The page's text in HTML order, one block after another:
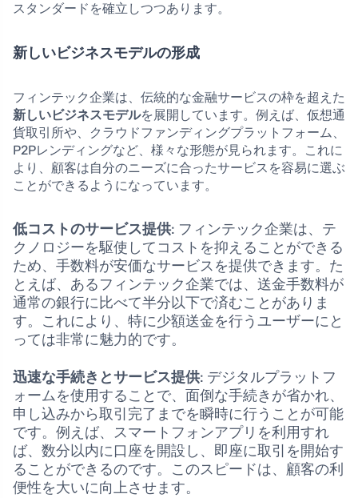
スタンダードを確立しつつあります。
新しいビジネスモデルの形成
フィンテック企業は、伝統的な金融サービスの枠を超えた
新しいビジネスモデルを展開しています。例えば、仮想通
貨取引所や、クラウドファンディングプラットフォーム、
P2Pレンディングなど、様々な形態が見られます。これに
より、顧客は自分のニーズに合ったサービスを容易に選ぶ
ことができるようになっています。
低コストのサービス提供: フィンテック企業は、テ
クノロジーを駆使してコストを抑えることができる
ため、手数料が安価なサービスを提供できます。た
とえば、あるフィンテック企業では、送金手数料が
通常の銀行に比べて半分以下で済むことがありま
す。これにより、特に少額送金を行うユーザーにと
っては非常に魅力的です。
迅速な手続きとサービス提供: デジタルプラットフ
ォームを使用することで、面倒な手続きが省かれ、
申し込みから取引完了までを瞬時に行うことが可能
です。例えば、スマートフォンアプリを利用すれ
ば、数分以内に口座を開設し、即座に取引を開始す
ることができるのです。このスピードは、顧客の利
便性を大いに向上させます。